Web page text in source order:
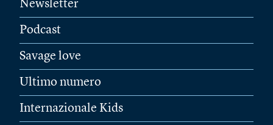
Newsletter
Podcast
Savage love
Ultimo numero
Internazionale Kids